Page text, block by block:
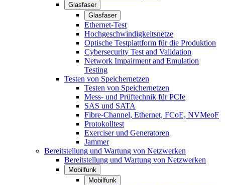
Glasfaser
Glasfaser
Ethernet-Test
Hochgeschwindigkeitsnetze
Optische Testplattform für die Produktion
Cybersecurity Test and Validation
Network Impairment and Emulation
Testing
Testen von Speichernetzen
Testen von Speichernetzen
Mess- und Prüftechnik für PCIe
SAS und SATA
Fibre-Channel, Ethernet, FCoE, NVMeoF
Protokolltest
Exerciser und Generatoren
Jammer
Bereitstellung und Wartung von Netzwerken
Bereitstellung und Wartung von Netzwerken
Mobilfunk
Mobilfunk